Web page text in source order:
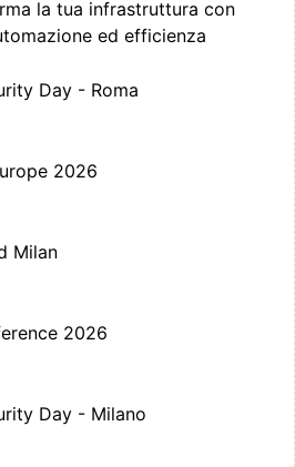
la tua infrastruttura con
ed efficienza
Day - Roma
2026
Milan
2026
Day - Milano